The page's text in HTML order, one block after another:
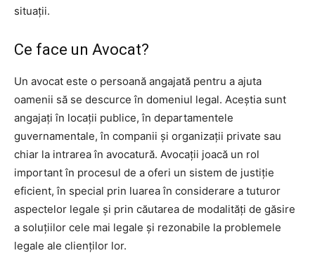
situații.
Ce face un Avocat?
Un avocat este o persoană angajată pentru a ajuta
oamenii să se descurce în domeniul legal. Aceștia sunt
angajați în locații publice, în departamentele
guvernamentale, în companii și organizații private sau
chiar la intrarea în avocatură. Avocații joacă un rol
important în procesul de a oferi un sistem de justiție
eficient, în special prin luarea în considerare a tuturor
aspectelor legale și prin căutarea de modalități de găsire
a soluțiilor cele mai legale și rezonabile la problemele
legale ale clienților lor.